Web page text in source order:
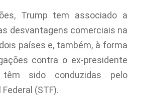
Trump tem associado a
desvantagens comerciais na
países e, também, à forma
contra o ex-presidente
têm sido conduzidas pelo
(STF).